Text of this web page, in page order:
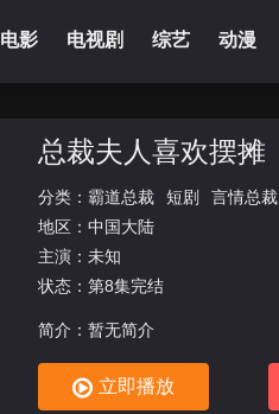
电影 电视剧 综艺 动漫
总裁夫人喜欢摆摊
分类： 霸道总裁 短剧
言情总裁
地区： 中国大陆
主演：未知
状态：第8集完结
简介：暂无简介
立即播放